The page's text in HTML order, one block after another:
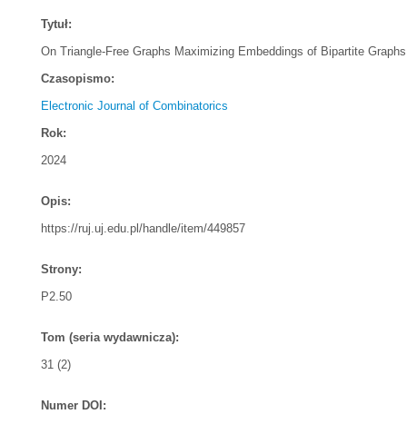
Tytuł:
On Triangle-Free Graphs Maximizing Embeddings of Bipartite Graphs
Czasopismo:
Electronic Journal of Combinatorics
Rok:
2024
Opis:
https://ruj.uj.edu.pl/handle/item/449857
Strony:
P2.50
Tom (seria wydawnicza):
31 (2)
Numer DOI: